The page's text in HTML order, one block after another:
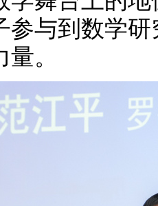
参与到数学
。